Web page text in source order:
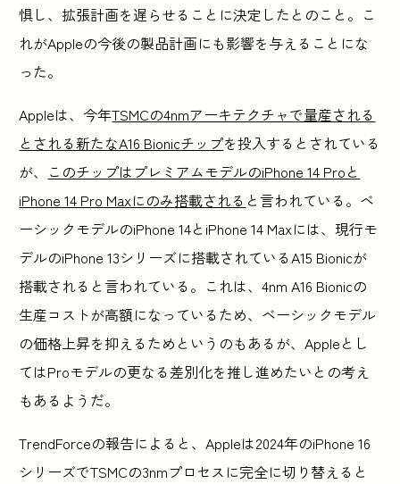
惧し、拡張計画を遅らせることに決定したとのこと。こ
れがAppleの今後の製品計画にも影響を与えることにな
った。
Appleは、今年TSMCの4nmアーキテクチャで量産される
とされる新たなA16 Bionicチップを投入するとされている
が、 このチップはプレミアムモデルのiPhone 14 Proと
iPhone 14 Pro Maxにのみ搭載される と言われている。ベ
ーシックモデルのiPhone 14とiPhone 14 Maxには、現行モ
デルのiPhone 13シリーズに搭載されているA15 Bionicが
搭載されると言われている。これは、4nm A16 Bionicの
生産コストが高額になっているため、ベーシックモデル
の価格上昇を抑えるためというのもあるが、Appleとし
てはProモデルの更なる差別化を推し進めたいとの考え
もあるようだ。
TrendForceの報告によると、Appleは2024年のiPhone 16
シリーズでTSMCの3nmプロセスに完全に切り替えると